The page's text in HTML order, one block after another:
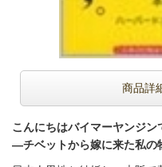
商品詳
こんにちはバイマーヤンジン
—チベットから嫁に来た私